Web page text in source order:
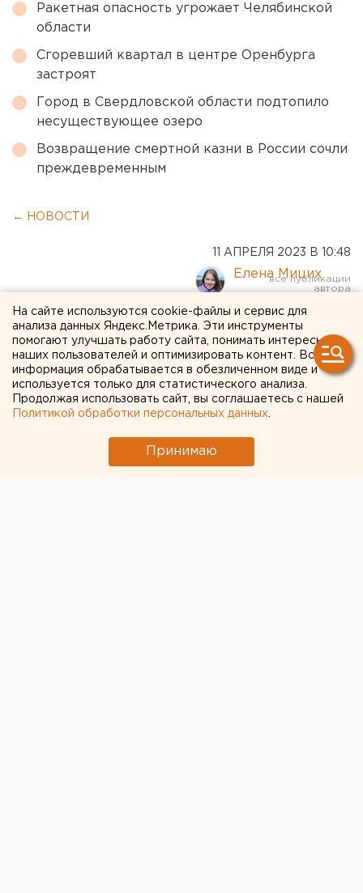
Ракетная опасность угрожает Челябинской
области
Сгоревший квартал в центре Оренбурга
застроят
Город в Свердловской области подтопило
несуществующее озеро
Возвращение смертной казни в России сочли
преждевременным
← НОВОСТИ
11 АПРЕЛЯ 2023 В 10:48
Елена Мицих
«Пик ждем в ближайшее
время»: повышен класс
пожарной опасности в
Челябинской области
На сайте используются cookie-файлы и сервис для
анализа данных Яндекс.Метрика. Эти инструменты
помогают улучшать работу сайта, понимать интересы
наших пользователей и оптимизировать контент. Вся
информация обрабатывается в обезличенном виде и
используется только для статистического анализа.
Продолжая использовать сайт, вы соглашаетесь с нашей
Политикой обработки персональных данных
Принимаю